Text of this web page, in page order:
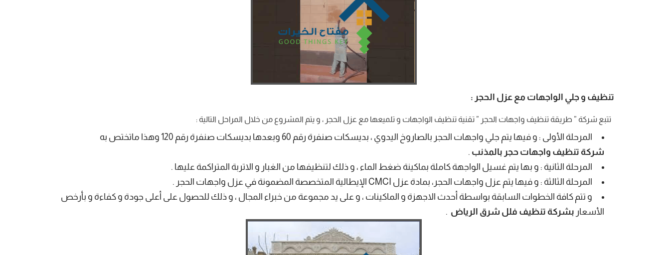
تنظيف و جلي الواجهات مع عزل الحجر :
تتبع شركة ” طريقة تنظيف واجهات الحجر ” تقنية تنظيف الواجهات و تلميعها مع عزل الحجر ، و يتم المشروع من خلال المراحل التالية :
المرحلة الأولى : و فيها يتم جلي واجهات الحجر بالصاروخ اليدوي ، بديسكات صنفرة رقم 60 وبعدها بديسكات صنفرة رقم 120 وهذا ماتختص به
شركة تنظيف واجهات حجر بالمذنب .
المرحلة الثانية : و بها يتم غسيل الواجهة كاملة بماكينة ضغط الماء ، و ذلك لتنظيفها من الغبار و الاتربة المتراكمة عليها .
المرحلة الثالثة : و فيها يتم عزل واجهات الحجر، بمادة عزل CMCI الإيطالية المتخصصة المضمونة في عزل واجهات الحجر .
و تتم كافة الخطوات السابقة بواسطة أحدث الاجهزة و الماكينات ، و على يد مجموعة من خبراء المجال ، و ذلك للحصول على أعلى جودة و كفاءة و بأرخص
الأسعار بشركة تنظيف فلل شرق الرياض .